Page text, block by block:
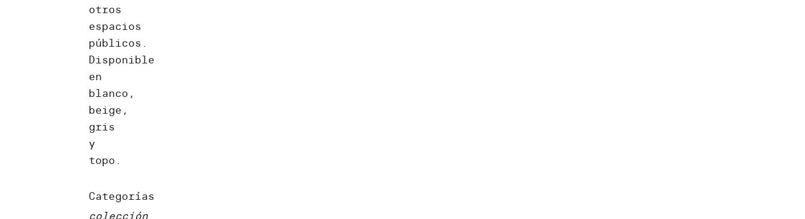
otros
espacios
públicos.
Disponible
en
blanco,
beige,
gris
y
topo.
Categorías
colección